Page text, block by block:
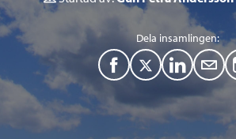
Dela insamlingen:
F
T
L
i
M
i